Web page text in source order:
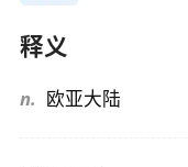
释义
n. 欧亚大陆